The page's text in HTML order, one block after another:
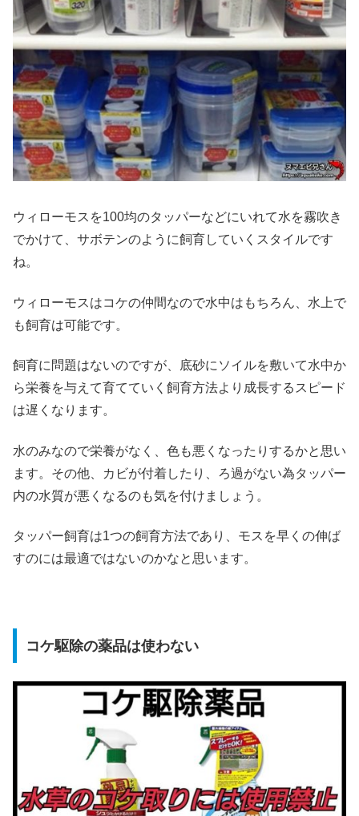
ウィローモスを100均のタッパーなどにいれて水を霧吹き
でかけて、サボテンのように飼育していくスタイルです
ね。
ウィローモスはコケの仲間なので水中はもちろん、水上で
も飼育は可能です。
飼育に問題はないのですが、底砂にソイルを敷いて水中か
ら栄養を与えて育てていく飼育方法より成長するスピード
は遅くなります。
水のみなので栄養がなく、色も悪くなったりするかと思い
ます。その他、カビが付着したり、ろ過がない為タッパー
内の水質が悪くなるのも気を付けましょう。
タッパー飼育は1つの飼育方法であり、モスを早くの伸ば
すのには最適ではないのかなと思います。
コケ駆除の薬品は使わない